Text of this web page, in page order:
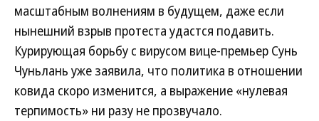
масштабным волнениям в будущем, даже если
нынешний взрыв протеста удастся подавить.
Курирующая борьбу с вирусом вице-премьер Сунь
Чуньлань уже заявила, что политика в отношении
ковида скоро изменится, а выражение «нулевая
терпимость» ни разу не прозвучало.